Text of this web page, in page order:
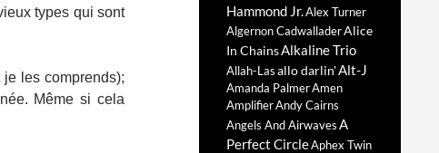
types qui sont
les comprends);
Même si cela
Hammond Jr.Alex Turner
Algernon CadwalladerAlice
In ChainsAlkaline Trio
Allah-Lasallo darlin'Alt-J
Amanda PalmerAmen
AmplifierAndy Cairns
Angels And AirwavesA
Perfect CircleAphex Twin